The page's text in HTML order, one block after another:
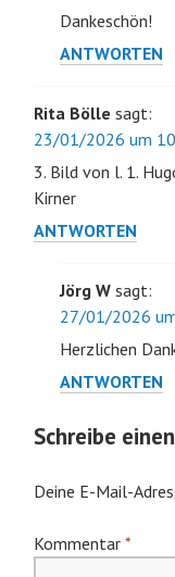
Dankeschön!
ANTWORTEN
Rita Bölle sagt:
23/01/2026 um
3. Bild von l. 1.
Kirner
ANTWORTEN
Jörg W sagt:
27/01/2026
Herzlichen
ANTWORTEN
Schreibe
Deine E-Mail-
Kommentar *